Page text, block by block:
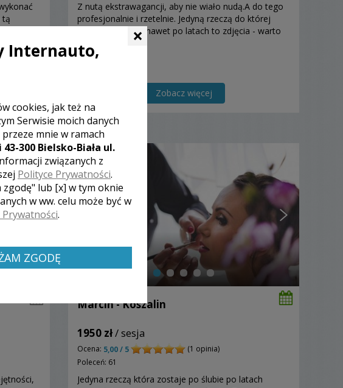
tą
i
Z nutą ekstrawagancji, aby nie wiało nudą.A do tego
profesjonalnie i rzetelnie. Jedyną rzeczą do której
będziecie wracali nawet po latach to zdjęcia - warto
aby były ciekawe.
Zobacz więcej
Marcin - Koszalin
1950 zł/ sesja
Ocena: 5,00 / 5
(1 opinia)
Poleceń: 61
Jedyna rzeczą która zostaje po ślubie po latach
×
Internauto,
cookies, jak też na
Serwisie moich danych
mnie w ramach
300 Bielsko-Biała ul.
związanych z
Polityce Prywatności.
zgodę" lub [x] w tym oknie
w ww. celu może być w
Prywatności.
ZGODĘ